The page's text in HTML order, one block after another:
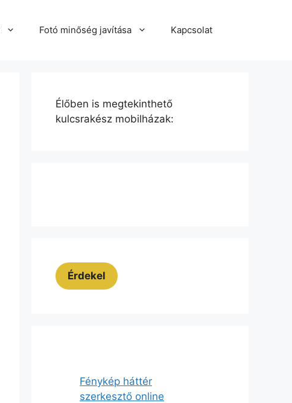
Fotó minőség javítása Kapcsolat
Élőben is megtekinthető
kulcsrakész mobilházak:
Érdekel
Fénykép háttér
szerkesztő online